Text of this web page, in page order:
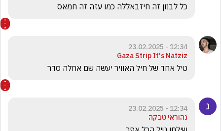
כל לבנון זה חיזבאללה כמו עזה זה חמאס
12:34 - 23.02.2025
Gaza Strip It's Natziz
טיל אחד של חיל האוויר יעשה שם אחלה סדר
12:34 - 23.02.2025
נהוראי טבקה